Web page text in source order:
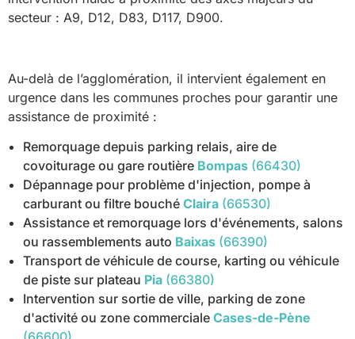
secteur : A9, D12, D83, D117, D900.
Au-delà de l’agglomération, il intervient également en
urgence dans les communes proches pour garantir une
assistance de proximité :
Remorquage depuis parking relais, aire de
covoiturage ou gare routière Bompas (66430)
Dépannage pour problème d'injection, pompe à
carburant ou filtre bouché Claira (66530)
Assistance et remorquage lors d'événements, salons
ou rassemblements auto Baixas (66390)
Transport de véhicule de course, karting ou véhicule
de piste sur plateau Pia (66380)
Intervention sur sortie de ville, parking de zone
d'activité ou zone commerciale Cases-de-Pène